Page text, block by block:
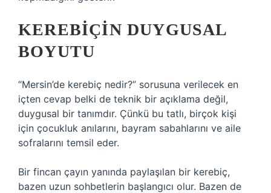
KEREBIÇIN DUYGUSAL
BOYUTU
“Mersin’de kerebiç nedir?” sorusuna verilecek en
içten cevap belki de teknik bir açıklama değil,
duygusal bir tanımdır. Çünkü bu tatlı, birçok kişi
için çocukluk anılarını, bayram sabahlarını ve aile
sofralarını temsil eder.
Bir fincan çayın yanında paylaşılan bir kerebiç,
bazen uzun sohbetlerin başlangıcı olur. Bazen de